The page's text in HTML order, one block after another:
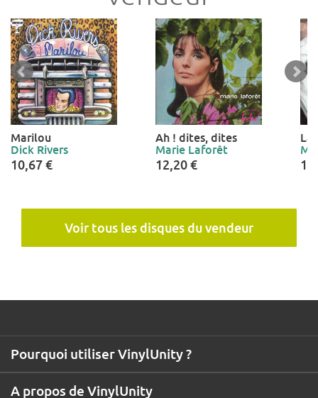
Marilou
Dick Rivers
10,67 €
Ah ! dites, dites
Marie Laforêt
12,20 €
La
Voir tous les disques du vendeur
A propos de VinylUnity
Pourquoi utiliser VinylUnity ?